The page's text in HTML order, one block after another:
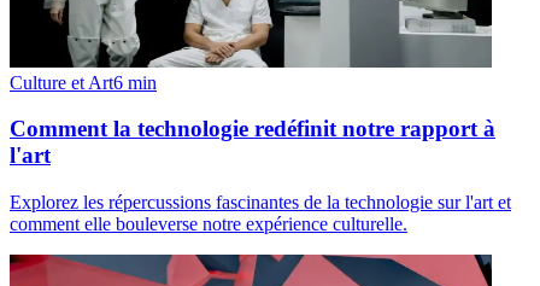
Culture et Art6 min
Comment la technologie redéfinit notre rapport à
l'art
Explorez les répercussions fascinantes de la technologie sur l'art et
comment elle bouleverse notre expérience culturelle.